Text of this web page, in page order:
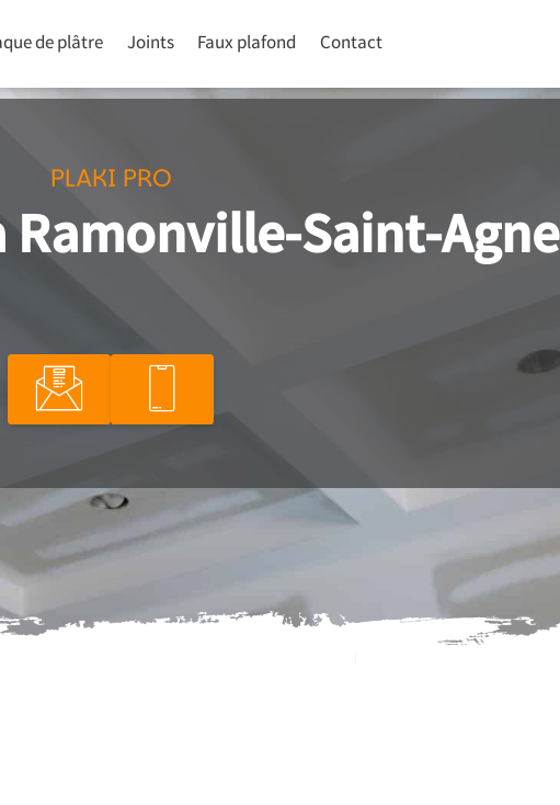
de plâtre Joints Faux plafond Contact
PLAKI PRO
Ramonville-Saint-Agne